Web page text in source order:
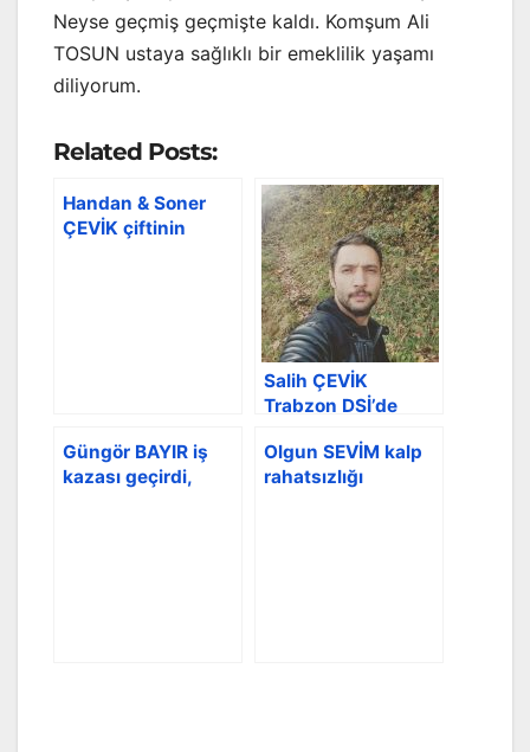
Neyse geçmiş geçmişte kaldı. Komşum Ali
TOSUN ustaya sağlıklı bir emeklilik yaşamı
diliyorum.
Related Posts:
Handan & Soner
ÇEVİK çiftinin
Salih ÇEVİK
Trabzon DSİ’de
Güngör BAYIR iş
kazası geçirdi,
Olgun SEVİM kalp
rahatsızlığı